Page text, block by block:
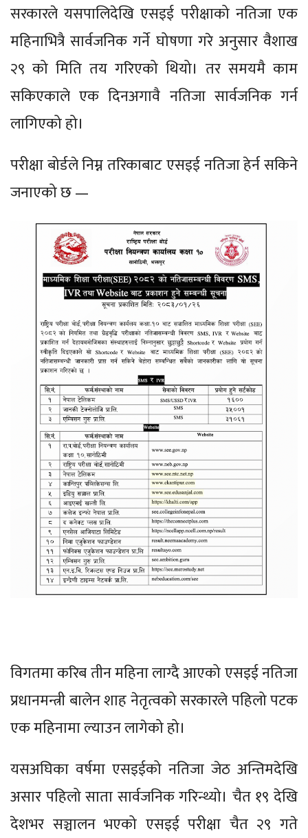
सरकारले यसपालिदेखि एसइई परीक्षाको नतिजा एक
महिनाभित्रै सार्वजनिक गर्ने घोषणा गरे अनुसार वैशाख
२९ को मिति तय गरिएको थियो। तर समयमै काम
सकिएकाले एक दिनअगावै नतिजा सार्वजनिक गर्न
लागिएको हो।
परीक्षा बोर्डले निम्न तरिकाबाट एसइई नतिजा हेर्न सकिने
जनाएको छ —
विगतमा करिब तीन महिना लाग्दै आएको एसइई नतिजा
प्रधानमन्त्री बालेन शाह नेतृत्वको सरकारले पहिलो पटक
एक महिनामा ल्याउन लागेको हो।
यसअघिका वर्षमा एसइईको नतिजा जेठ अन्तिमदेखि
असार पहिलो साता सार्वजनिक गरिन्थ्यो। चैत १९ देखि
देशभर सञ्चालन भएको एसइई परीक्षा चैत २९ गते